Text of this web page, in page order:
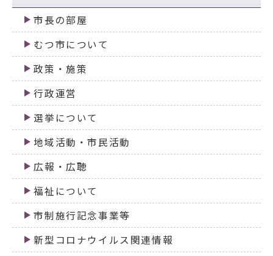
市長の部屋
むつ市について
政策・施策
行政運営
選挙について
地域活動・市民活動
広報・広聴
福祉について
市制施行記念事業等
新型コロナウイルス関連情報